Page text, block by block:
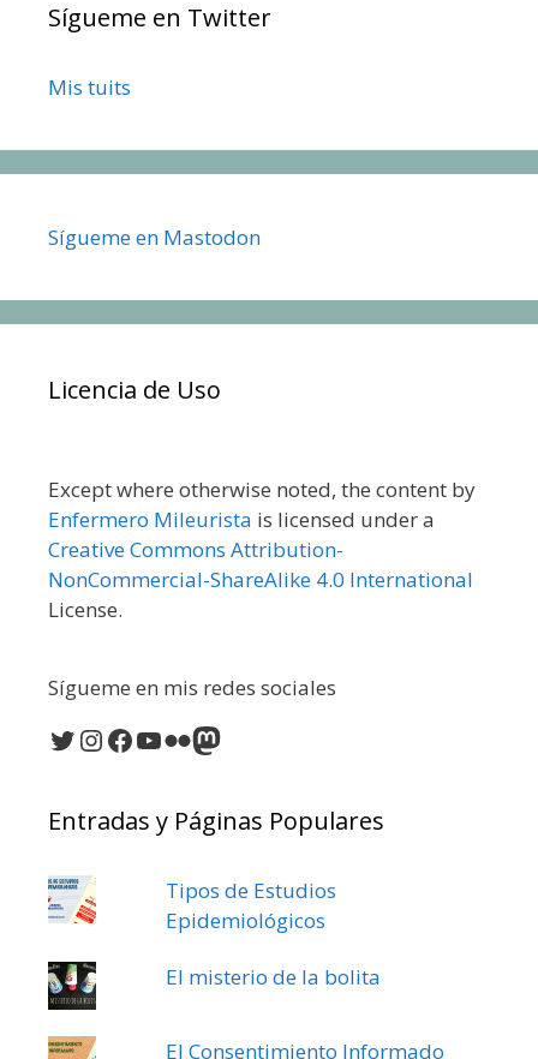
Sígueme en Twitter
Mis tuits
Sígueme en Mastodon
Licencia de Uso
Except where otherwise noted, the content by
Enfermero Mileurista is licensed under a
Creative Commons Attribution-
NonCommercial-ShareAlike 4.0 International
License.
Sígueme en mis redes sociales
Twitter
Instagram
Facebook
YouTube
FlickrMastodon
Entradas y Páginas Populares
Tipos de Estudios
Epidemiológicos
El misterio de la bolita
El Consentimiento Informado